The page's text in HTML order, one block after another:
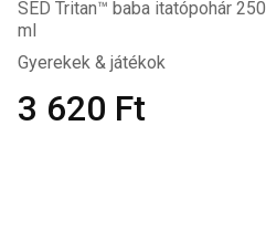
SED Tritan™ baba itatópohár 250
ml
Gyerekek & játékok
3 620 Ft